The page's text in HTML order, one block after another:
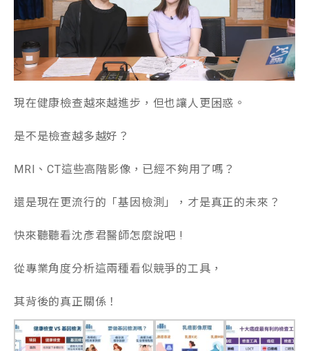
現在健康檢查越來越進步，但也讓人更困惑。
是不是檢查越多越好？
MRI、CT這些高階影像，已經不夠用了嗎？
還是現在更流行的「基因檢測」，才是真正的未來？
快來聽聽看沈彥君醫師怎麼說吧 !
從專業角度分析這兩種看似競爭的工具，
其背後的真正關係！